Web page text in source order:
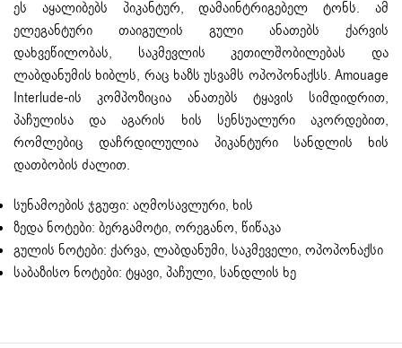
ეს აყალიბებს პიკანტურ, დამაინტრიგებელ ტონს. ამ
ელეგანტური თაიგულის გული ანათებს ქარვის
დახვეწილობას, საკმევლის კეთილშობილებას და
ლაბდანუმის ხიბლს, რაც ხაზს უსვამს ოპოპონაქსს. Amouage
Interlude-ის კომპოზიცია ანათებს ტყავის სიმდიდრით,
პაჩულისა და აგარის ხის სენსუალური აკორდებით,
რომლებიც დაჩრდილულია პიკანტური სანდლის ხის
დათბობის ძალით.
სუნამოების ჯგუფი: აღმოსავლური, ხის
ზედა ნოტები: ბერგამოტი, ორეგანო, წიწაკა
გულის ნოტები: ქარვა, ლაბდანუმი, საკმეველი, ოპოპონაქსი
საბაზისო ნოტები: ტყავი, პაჩული, სანდლის ხე